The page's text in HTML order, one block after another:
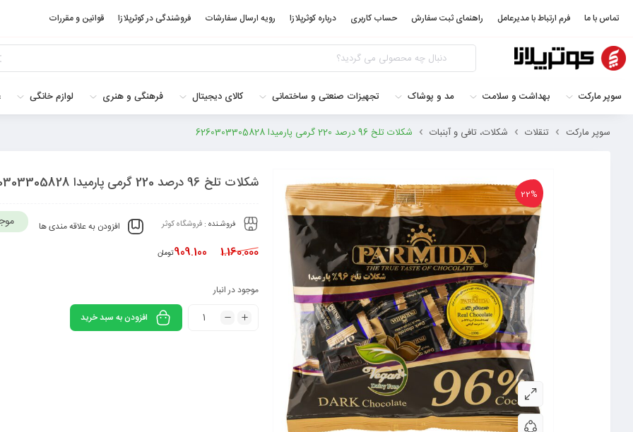
تماس با ما فرم ارتباط با مدیرعامل راهنمای ثبت سفارش حساب کاربری درباره کوثرپلازا رویه ارسال سفارشات فروشندگی در کوثرپلازا قوانین و مقررات
سوپر مارکت بهداشت و سلامت مد و پوشاک تجهیزات صنعتی و ساختمانی کالای دیجیتال فرهنگی و هنری لوازم خانگی
سوپر مارکت تنقلات شکلات، تافی و آبنبات شکلات تلخ 96 درصد 220 گرمی پارمیدا 6260303305828
22%
شکلات تلخ 96 درصد 220 گرمی پارمیدا 6260303305828
فروشـنده : فروشگاه کوثر افزودن به علاقه مندی ها
1.160.000
909.100تومان
موجود در انبار
افزودن به سبد خرید